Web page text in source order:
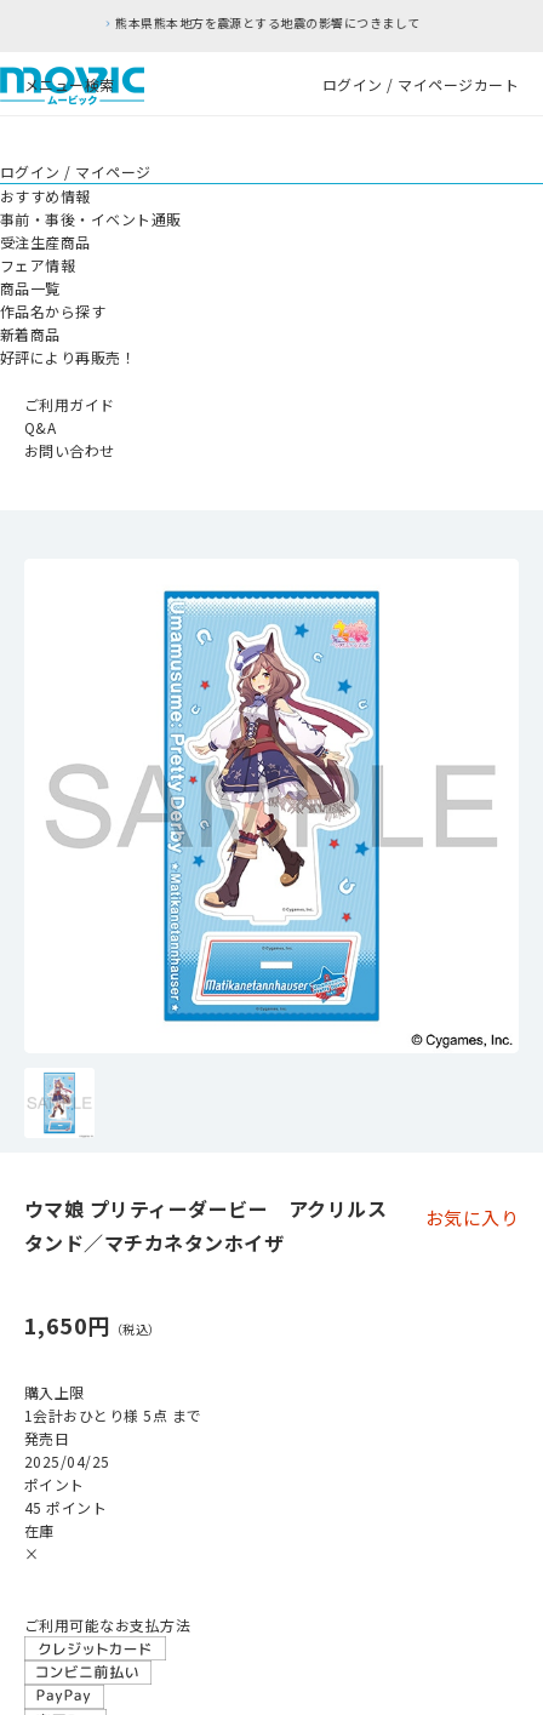
方を震源とする地震の影響につきまして
メニュー検索 ログイン / マイページカート
ログイン / マイページ
おすすめ情報
事前・事後・イベント通販
受注生産商品
フェア情報
商品一覧
作品名から探す
新着商品
好評により再販売！
ご利用ガイド
Q&A
お問い合わせ
ウマ娘 プリティーダービー アクリルス
タンド／マチカネタンホイザ
お気に入り
1,650円
購入上限
1会計おひとり様 5点 まで
発売日
2025/04/25
ポイント
45 ポイント
在庫
×
ご利用可能なお支払方法